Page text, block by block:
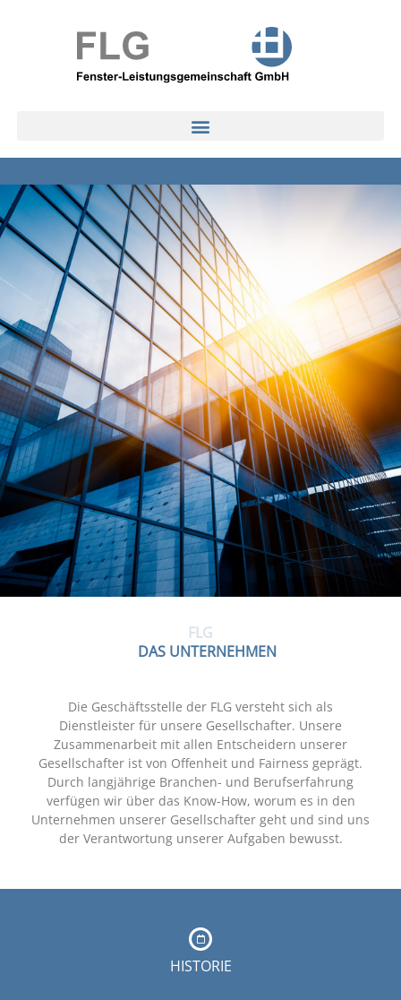
FLG
DAS UNTERNEHMEN
Die Geschäftsstelle der FLG versteht sich als
Dienstleister für unsere Gesellschafter. Unsere
Zusammenarbeit mit allen Entscheidern unserer
Gesellschafter ist von Offenheit und Fairness geprägt.
Durch langjährige Branchen- und Berufserfahrung
verfügen wir über das Know-How, worum es in den
Unternehmen unserer Gesellschafter geht und sind uns
der Verantwortung unserer Aufgaben bewusst.
HISTORIE